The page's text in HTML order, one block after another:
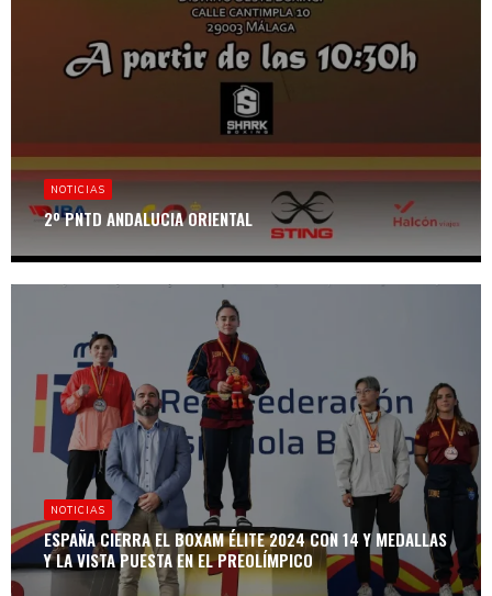
NOTICIAS
2º PNTD ANDALUCIA ORIENTAL
NOTICIAS
ESPAÑA CIERRA EL BOXAM ÉLITE 2024 CON 14 Y MEDALLAS
Y LA VISTA PUESTA EN EL PREOLÍMPICO